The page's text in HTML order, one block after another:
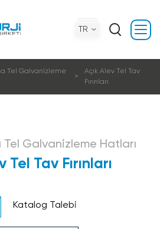
TR
Tel Galvani̇zleme
Açık Alev Tel Tav
Fırınları
Tel Galvani̇zleme Hatları
Tel Tav Fırınları
Katalog Talebi